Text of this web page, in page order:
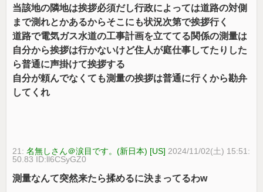
当該地の隣地は挨拶必須だし行政によっては道路の対側
まで測れとかあるからそこにも状況次第で挨拶行く
道路で電気ガス水道の工事計画を立ててる関係の測量は
自分から挨拶は行かないけど住人が庭仕事してたりした
ら普通に声掛けて挨拶する
自分が頼んでなくても測量の挨拶は普通に行くから勘弁
してくれ
21:名無しさん＠涙目です。(新日本) [US] 2024/11/02(土) 15:51:
50.83 ID:ll6CSyGZ0
測量なんて突然来たら揉めるに決まってるわw